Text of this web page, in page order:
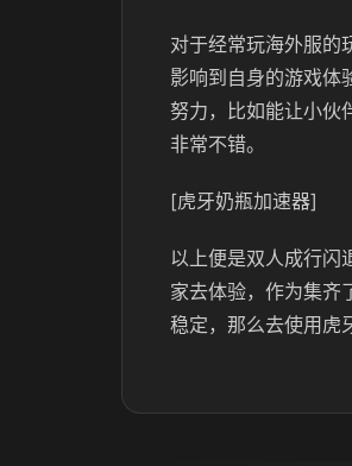
对于经常玩海外服的
影响到自身的游戏体
努力，比如能让小伙
非常不错。
[虎牙奶瓶加速器]
以上便是双人成行闪
家去体验，作为集齐
稳定，那么去使用虎